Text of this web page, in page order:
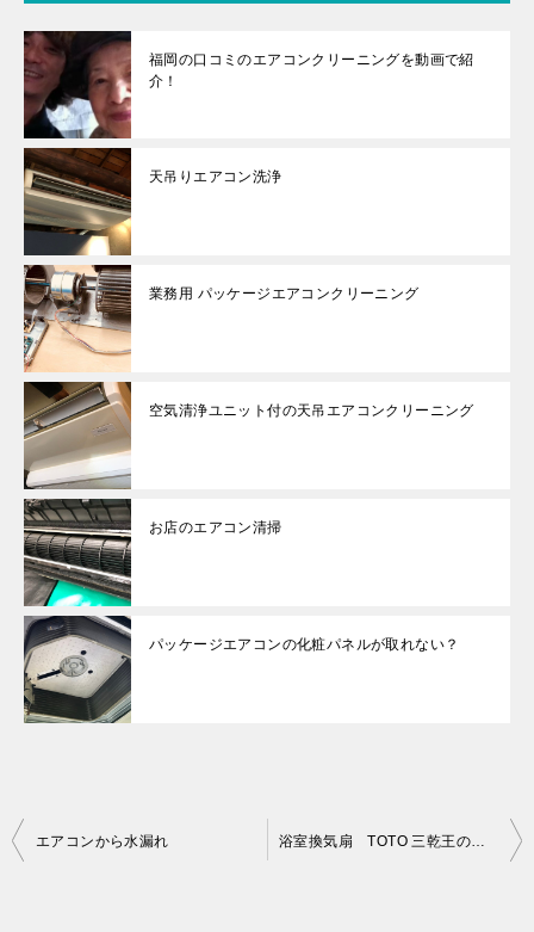
福岡の口コミのエアコンクリーニングを動画で紹
介！
天吊りエアコン洗浄
業務用 パッケージエアコンクリーニング
空気清浄ユニット付の天吊エアコンクリーニング
お店のエアコン清掃
パッケージエアコンの化粧パネルが取れない？
投
エアコンから水漏れ 浴室換気扇 TOTO 三乾王の分解クリーニング